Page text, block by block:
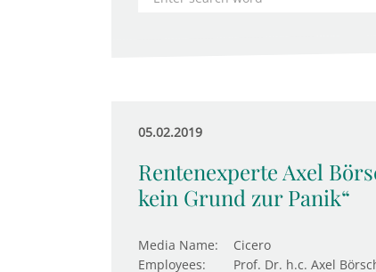
05.02.2019
Rentenexperte Axel
kein Grund zur Panik“
Media Name:
Cicero
Employees:
Prof. Dr. h.c. Axel